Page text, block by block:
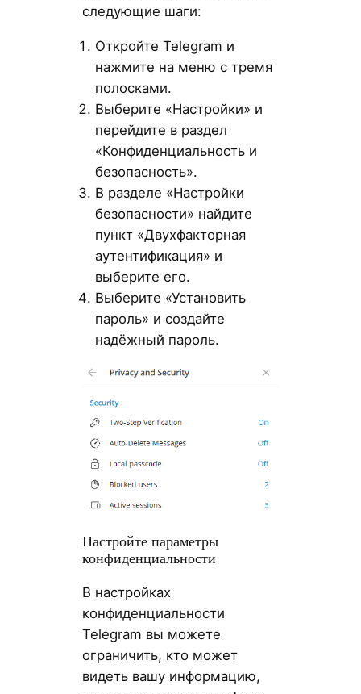
следующие шаги:
Откройте Telegram и
нажмите на меню с тремя
полосками.
Выберите «Настройки» и
перейдите в раздел
«Конфиденциальность и
безопасность».
В разделе «Настройки
безопасности» найдите
пункт «Двухфакторная
аутентификация» и
выберите его.
Выберите «Установить
пароль» и создайте
надёжный пароль.
Настройте параметры
конфиденциальности
В настройках
конфиденциальности
Telegram вы можете
ограничить, кто может
видеть вашу информацию,